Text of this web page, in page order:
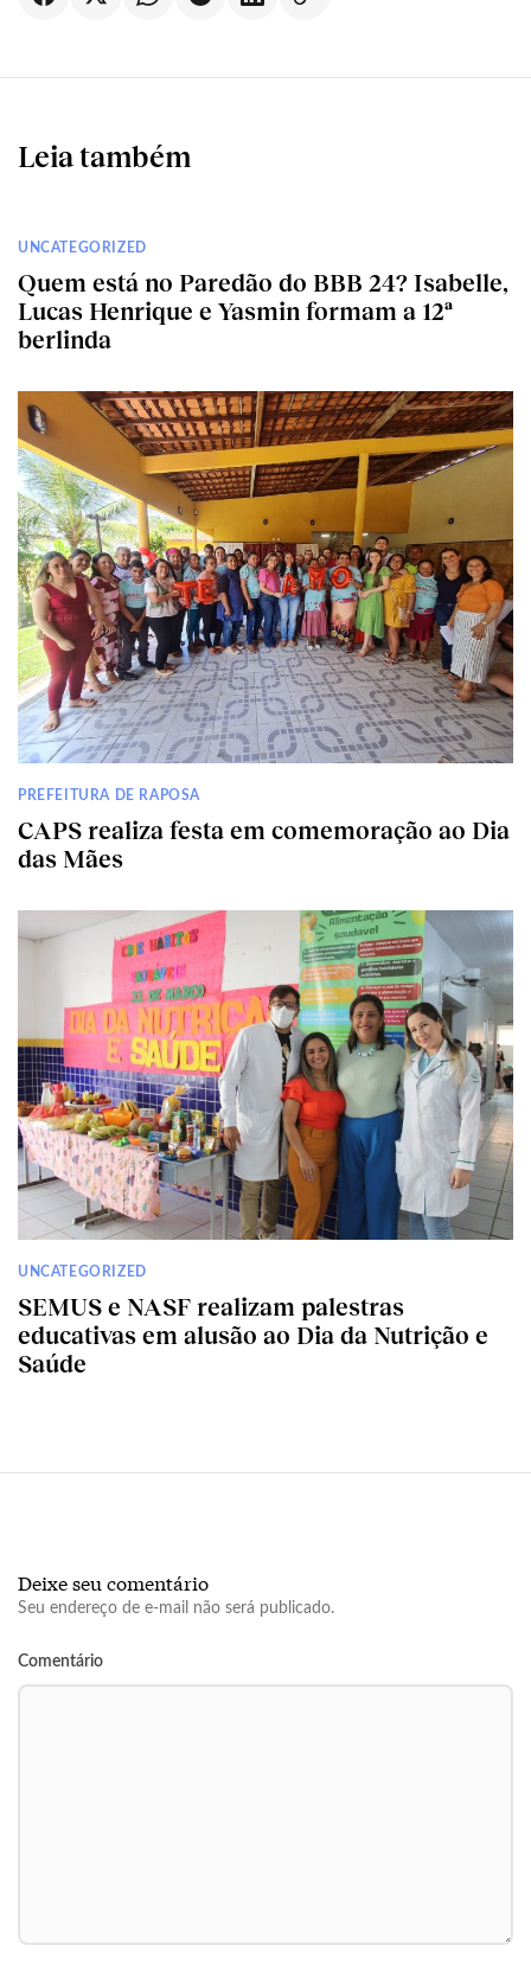
Leia também
UNCATEGORIZED
Quem está no Paredão do BBB 24? Isabelle,
Lucas Henrique e Yasmin formam a 12ª
berlinda
PREFEITURA DE RAPOSA
CAPS realiza festa em comemoração ao Dia
das Mães
UNCATEGORIZED
SEMUS e NASF realizam palestras
educativas em alusão ao Dia da Nutrição e
Saúde
Deixe seu comentário
Seu endereço de e-mail não será publicado.
Comentário